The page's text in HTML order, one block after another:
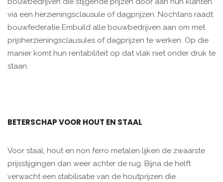
via een herzieningsclausule of dagprijzen. Nochtans raadt
bouwfederatie Embuild alle bouwbedrijven aan om met
prijsherzieningsclausules of dagprijzen te werken. Op die
manier komt hun rentabiliteit op dat vlak niet onder druk te
staan.
BETERSCHAP VOOR HOUT EN STAAL
Voor staal, hout en non ferro metalen lijken de zwaarste
prijsstijgingen dan weer achter de rug. Bijna de helft
verwacht een stabilisatie van de houtprijzen die